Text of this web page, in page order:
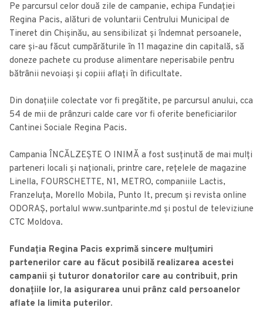
Pe parcursul celor două zile de campanie, echipa Fundaţiei
Regina Pacis, alături de voluntarii Centrului Municipal de
Tineret din Chișinău, au sensibilizat și îndemnat persoanele,
care și-au făcut cumpărăturile în 11 magazine din capitală, să
doneze pachete cu produse alimentare neperisabile pentru
bătrânii nevoiași și copiii aflați în dificultate.
Din donațiile colectate vor fi pregătite, pe parcursul anului, cca
54 de mii de prânzuri calde care vor fi oferite beneficiarilor
Cantinei Sociale Regina Pacis.
Campania ÎNCĂLZEȘTE O INIMĂ a fost susținută de mai mulți
parteneri locali și naționali, printre care, rețelele de magazine
Linella, FOURSCHETTE, N1, METRO, companiile Lactis,
Franzeluța, Morello Mobila, Punto It, precum și revista online
ODORAȘ, portalul www.suntparinte.md și postul de televiziune
CTC Moldova.
Fundația Regina Pacis exprimă sincere mulțumiri
partenerilor care au făcut posibilă realizarea acestei
campanii și tuturor donatorilor care au contribuit, prin
donațiile lor, la asigurarea unui prânz cald persoanelor
aflate la limita puterilor.